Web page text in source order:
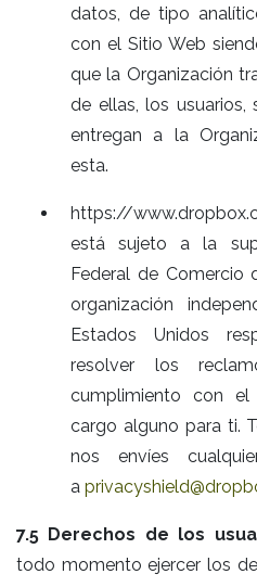
datos, de tipo
con el Sitio Web
que la Organización
de ellas, los usuarios,
entregan a la
esta.
https://
está sujeto a la
Federal de Comercio
organización
Estados Unidos
resolver los
cumplimiento con el
cargo alguno para ti.
nos envíes
a
7.5 Derechos de los
todo momento ejercer los